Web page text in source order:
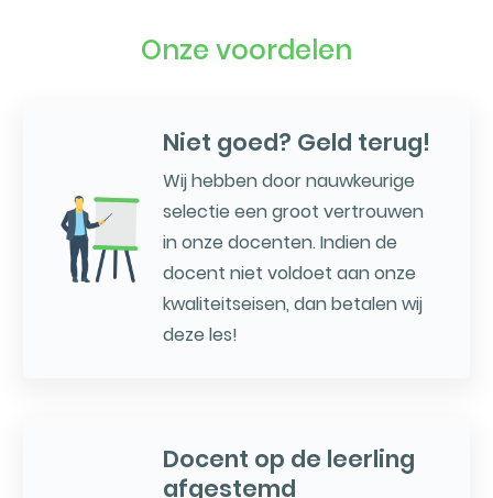
Onze voordelen
Niet goed? Geld terug!
Wij hebben door nauwkeurige
selectie een groot vertrouwen
in onze docenten. Indien de
docent niet voldoet aan onze
kwaliteitseisen, dan betalen wij
deze les!
Docent op de leerling
afgestemd